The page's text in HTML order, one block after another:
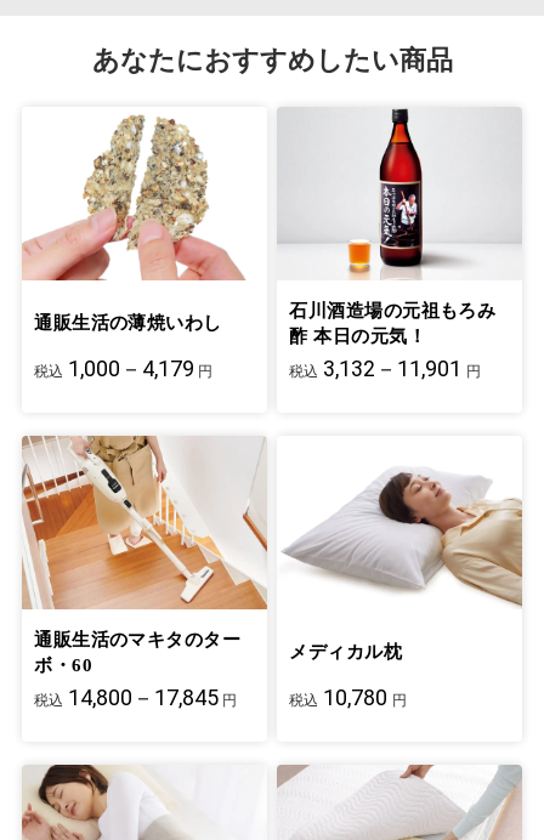
水/フランス
スペアミント、ペパーミン
ト、ユーカリ、ローズマリ
ー、ブラックペッパー、パ
ルマローザ/ フランス
エタノール トウモロコシ/ フランス
チョリ、サンダルウッド、
イランイラン、リッツアク
ベバ、ダグラス/ フランス
あなたにおすすめしたい商品
通販生活の薄焼いわし
税込 1,000－4,179 円
石川酒造場の元祖もろみ
酢 本日の元気！
税込 3,132－11,901 円
通販生活のマキタのター
ボ・60
税込 14,800－17,845 円
メディカル枕
税込 10,780 円